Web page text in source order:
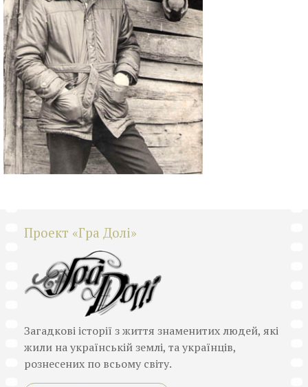
Проект «Гра Долі»
Загадкові історії з життя знаменитих людей, які
жили на українській землі, та українців,
рознесених по всьому світу.